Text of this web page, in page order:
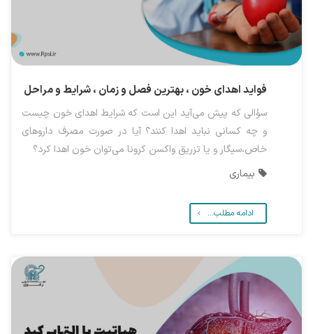
فواید اهدای خون ، بهترین فصل و زمان ، شرایط و مراحل
سؤالی که پیش می‌آید این است که شرایط اهدای خون چیست
و چه کسانی نباید اهدا کنند؟ آیا در صورت مصرف داروهای
خاص،سیگار و یا تزریق واکسن کرونا می‌توان خون اهدا کرد؟
بیماری
ادامه مطلب...